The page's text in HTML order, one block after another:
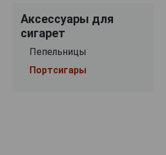
Аксессуары для
сигарет
Пепельницы
Портсигары